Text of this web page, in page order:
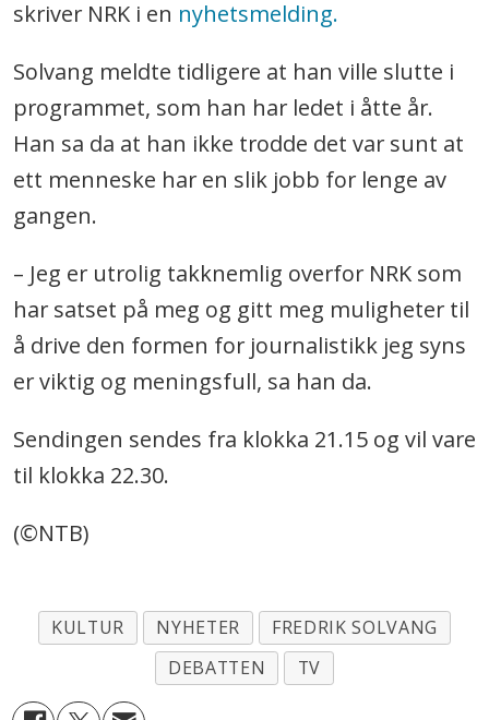
skriver NRK i en nyhetsmelding.
Solvang meldte tidligere at han ville slutte i
programmet, som han har ledet i åtte år.
Han sa da at han ikke trodde det var sunt at
ett menneske har en slik jobb for lenge av
gangen.
– Jeg er utrolig takknemlig overfor NRK som
har satset på meg og gitt meg muligheter til
å drive den formen for journalistikk jeg syns
er viktig og meningsfull, sa han da.
Sendingen sendes fra klokka 21.15 og vil vare
til klokka 22.30.
(©NTB)
KULTUR NYHETER
FREDRIK SOLVANG
DEBATTEN
TV